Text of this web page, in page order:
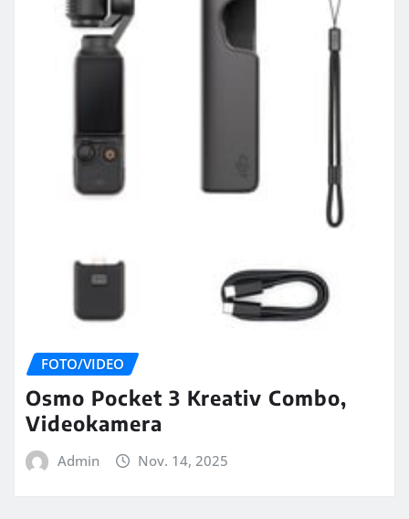
FOTO/VIDEO
Osmo Pocket 3 Kreativ Combo,
Videokamera
Admin Nov. 14, 2025